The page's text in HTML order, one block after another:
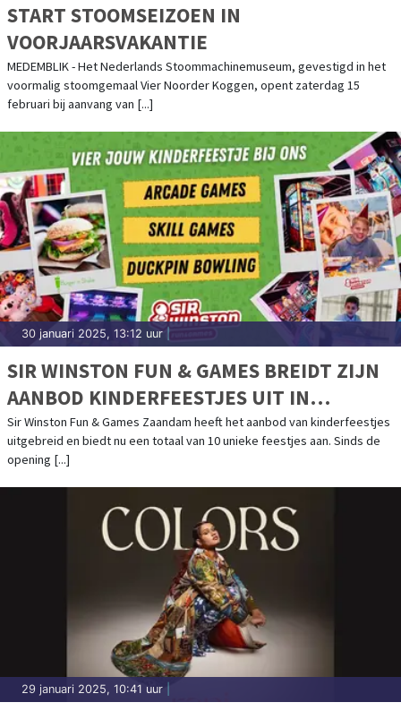
START STOOMSEIZOEN IN
VOORJAARSVAKANTIE
MEDEMBLIK - Het Nederlands Stoommachinemuseum, gevestigd in het
voormalig stoomgemaal Vier Noorder Koggen, opent zaterdag 15
februari bij aanvang van [...]
30 januari 2025, 13:12 uur |
SIR WINSTON FUN & GAMES BREIDT ZIJN
AANBOD KINDERFEESTJES UIT IN
ZAANDAM
Sir Winston Fun & Games Zaandam heeft het aanbod van kinderfeestjes
uitgebreid en biedt nu een totaal van 10 unieke feestjes aan. Sinds de
opening [...]
29 januari 2025, 10:41 uur